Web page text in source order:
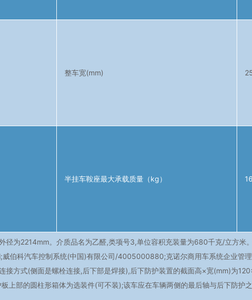
整车宽(mm)
半挂车鞍座最大承载质量（kg）
为2214mm。介质品名为乙醛,类项号3,单位容积充装量为680千克/立方米
伯科汽车控制系统(中国)有限公司/4005000880;克诺尔商用车系统企业管
接方式(侧面是螺栓连接,后下部是焊接),后下防护装置的截面高×宽(mm)为
上部的圆柱形箱体为选装件(可不装);该车应在车辆两侧的最后轴与后下防护